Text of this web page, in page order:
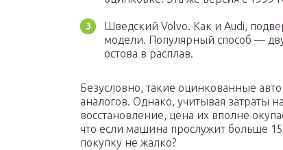
Шведский Volvo. Как и Audi,
модели. Популярный способ —
остова в расплав.
Безусловно, такие оцинкованные
аналогов. Однако, учитывая затраты
восстановление, цена их вполне
что если машина прослужит больше
покупку не жалко?